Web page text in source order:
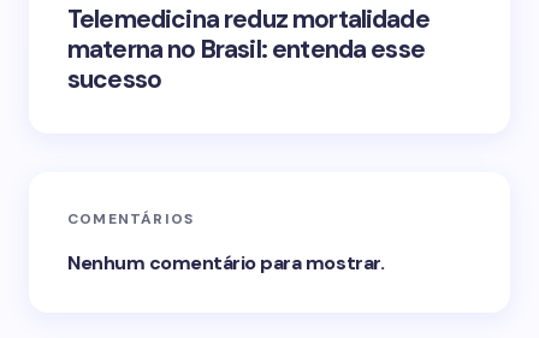
Telemedicina reduz mortalidade
materna no Brasil: entenda esse
sucesso
COMENTÁRIOS
Nenhum comentário para mostrar.